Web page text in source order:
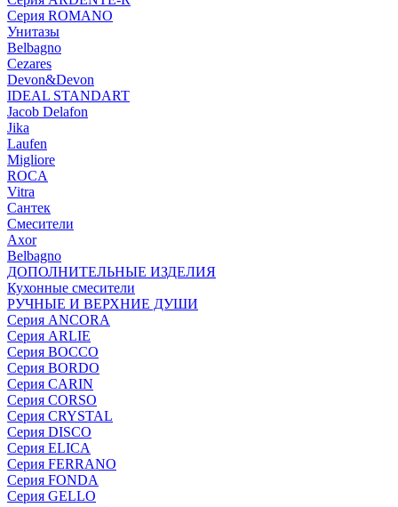
Серия ROMANO
Унитазы
Belbagno
Cezares
Devon&Devon
IDEAL STANDART
Jacob Delafon
Jika
Laufen
Migliore
ROCA
Vitra
Сантек
Смесители
Axor
Belbagno
ДОПОЛНИТЕЛЬНЫЕ ИЗДЕЛИЯ
Кухонные смесители
РУЧНЫЕ И ВЕРХНИЕ ДУШИ
Серия ANCORA
Серия ARLIE
Серия BOCCO
Серия BORDO
Серия CARIN
Серия CORSO
Серия CRYSTAL
Серия DISCO
Серия ELICA
Серия FERRANO
Серия FONDA
Серия GELLO